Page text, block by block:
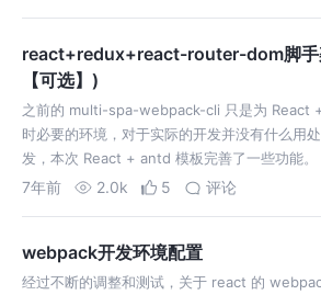
react+redux+react-router-dom脚手
【可选】)
之前的 multi-spa-webpack-cli 只是为 React
时必要的环境，对于实际的开发并没有什么用
发，本次 React + antd 模板完善了一些功能
选）。 node 服务和 React…
7年前 2.0k 5 评论
webpack开发环境配置
经过不断的调整和测试，关于 react 的